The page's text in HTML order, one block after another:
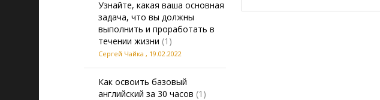
Узнайте, какая ваша основная
задача, что вы должны
выполнить и проработать в
течении жизни (1)
Сергей Чайка , 19.02.2022
Как освоить базовый
английский за 30 часов (1)